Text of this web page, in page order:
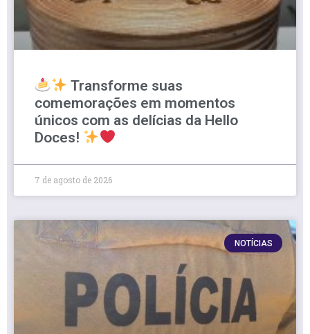
Transforme suas
comemorações em momentos
únicos com as delícias da Hello
Doces!
7 de agosto de 2026
NOTÍCIAS